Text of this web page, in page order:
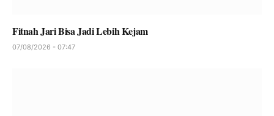
Fitnah Jari Bisa Jadi Lebih Kejam
07/08/2026 - 07:47